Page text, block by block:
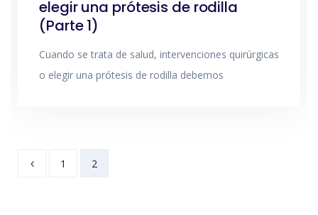
elegir una prótesis de rodilla
(Parte 1)
Cuando se trata de salud, intervenciones quirúrgicas
o elegir una prótesis de rodilla debemos
1 2